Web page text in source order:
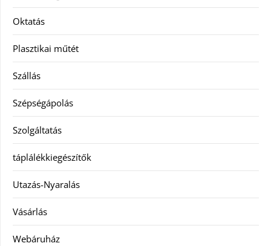
Oktatás
Plasztikai műtét
Szállás
Szépségápolás
Szolgáltatás
táplálékkiegészítők
Utazás-Nyaralás
Vásárlás
Webáruház